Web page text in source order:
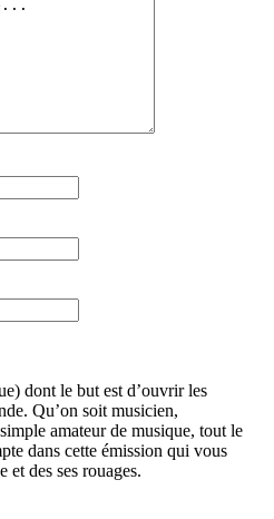
dont le but est d’ouvrir les
Qu’on soit musicien,
amateur de musique, tout le
dans cette émission qui vous
des ses rouages.